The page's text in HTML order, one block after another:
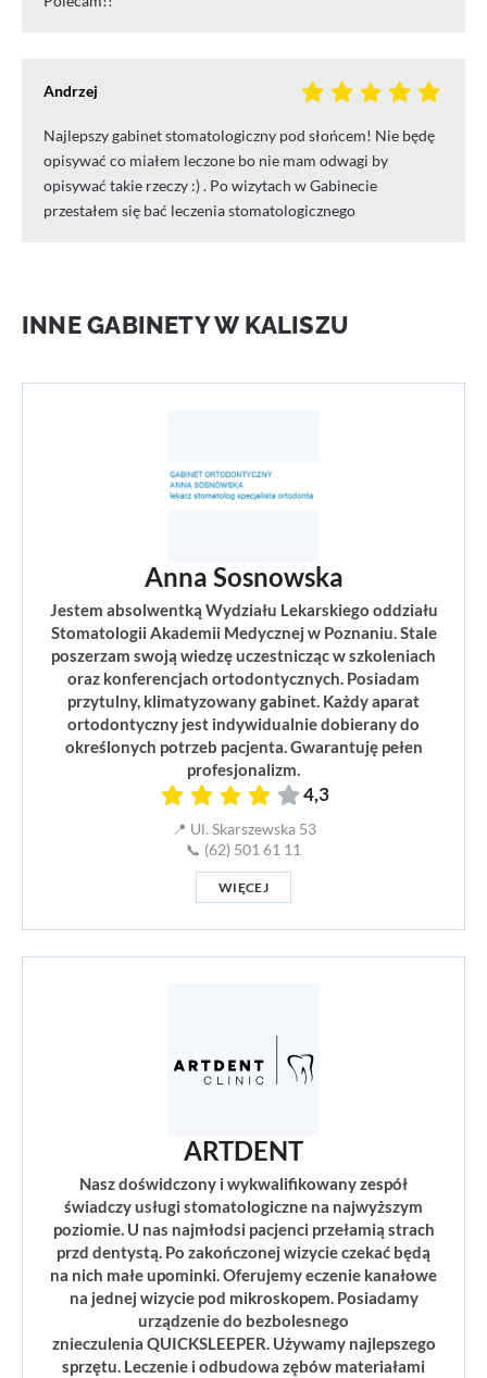
Andrzej
Najlepszy gabinet stomatologiczny pod słońcem! Nie będę
opisywać co miałem leczone bo nie mam odwagi by
opisywać takie rzeczy :) . Po wizytach w Gabinecie
przestałem się bać leczenia stomatologicznego
INNE GABINETY W KALISZU
Anna Sosnowska
Jestem absolwentką Wydziału Lekarskiego oddziału
Stomatologii Akademii Medycznej w Poznaniu. Stale
poszerzam swoją wiedzę uczestnicząc w szkoleniach
oraz konferencjach ortodontycznych. Posiadam
przytulny, klimatyzowany gabinet. Każdy aparat
ortodontyczny jest indywidualnie dobierany do
określonych potrzeb pacjenta. Gwarantuję pełen
profesjonalizm.
4,3
📍 Ul. Skarszewska 53
📞 (62) 501 61 11
WIĘCEJ
ARTDENT
Nasz doświdczony i wykwalifikowany zespół
świadczy usługi stomatologiczne na najwyższym
poziomie. U nas najmłodsi pacjenci przełamią strach
przd dentystą. Po zakończonej wizycie czekać będą
na nich małe upominki. Oferujemy eczenie kanałowe
na jednej wizycie pod mikroskopem. Posiadamy
urządzenie do bezbolesnego
znieczulenia QUICKSLEEPER. Używamy najlepszego
sprzętu. Leczenie i odbudowa zębów materiałami